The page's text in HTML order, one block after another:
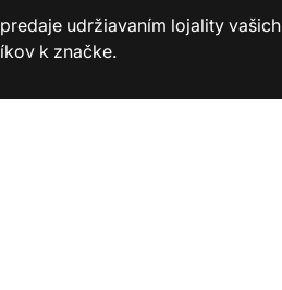
udržiavaním lojality vašich
k značke.